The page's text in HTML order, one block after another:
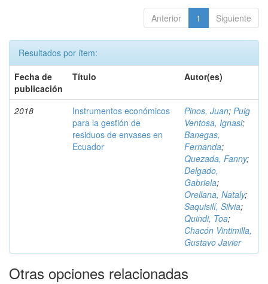
Anterior 1 Siguiente
Resultados por ítem:
Fecha de
publicación
Título Autor(es)
2018
Instrumentos económicos
para la gestión de
residuos de envases en
Ecuador
Pinos, Juan; Puig
Ventosa, Ignasi;
Banegas,
Fernanda;
Quezada, Fanny;
Delgado,
Gabriela;
Orellana, Nataly;
Saquisilí, Silvia;
Quindi, Toa;
Chacón Vintimilla,
Gustavo Javier
Otras opciones relacionadas